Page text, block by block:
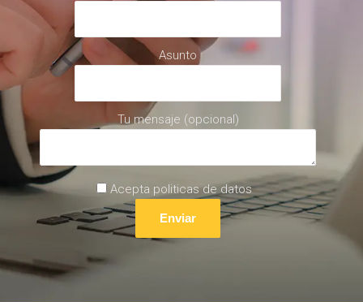
Asunto
Tu mensaje (opcional)
Acepta politicas de datos